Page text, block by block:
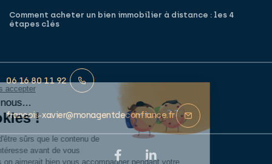
Comment acheter un bien immobilier à distance : les 4
étapes clés
06 16 80 11 92
francois‑xavier@monagentdeconfiance.fr